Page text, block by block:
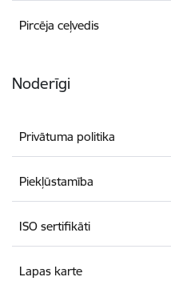
Pircēja ceļvedis
Noderīgi
Privātuma politika
Piekļūstamība
ISO sertifikāti
Lapas karte